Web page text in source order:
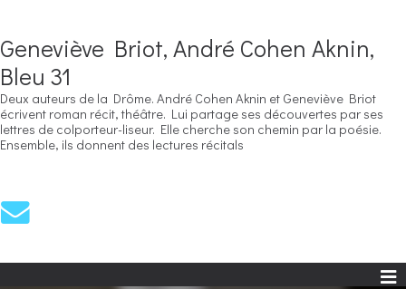
Geneviève Briot, André Cohen Aknin,
Bleu 31
Deux auteurs de la Drôme. André Cohen Aknin et Geneviève Briot
écrivent roman récit, théâtre. Lui partage ses découvertes par ses
lettres de colporteur-liseur. Elle cherche son chemin par la poésie.
Ensemble, ils donnent des lectures récitals